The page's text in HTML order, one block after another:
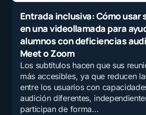
Entrada inclusiva: Cómo usar
en una videollamada para
alumnos con deficiencias
Meet o Zoom
Los subtítulos hacen que sus
más accesibles, ya que reducen
entre los usuarios con
audición diferentes,
participan de forma…